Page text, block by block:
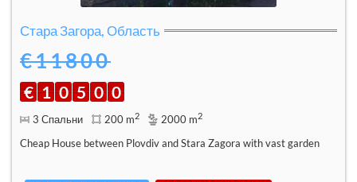
Стара Загора, Область
€11800
€ 1 0 5 0 0
3 Спальни 200 m2 2000 m2
Cheap House between Plovdiv and Stara Zagora with vast garden